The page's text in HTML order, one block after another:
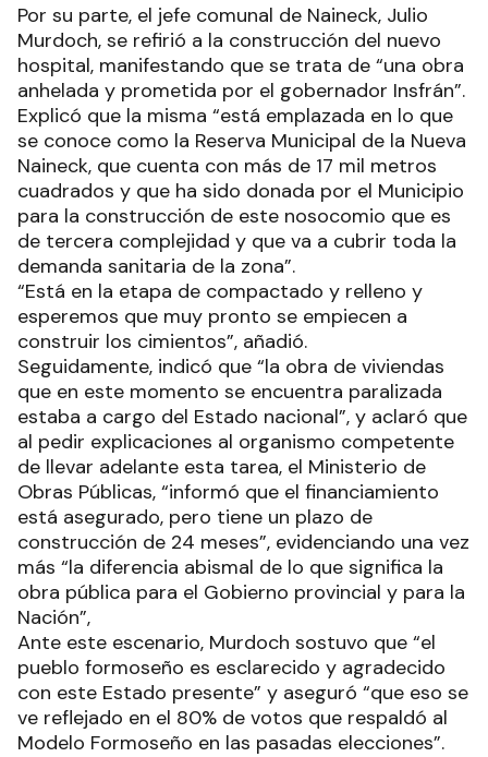
Por su parte, el jefe comunal de Naineck, Julio
Murdoch, se refirió a la construcción del nuevo
hospital, manifestando que se trata de “una obra
anhelada y prometida por el gobernador Insfrán”.
Explicó que la misma “está emplazada en lo que
se conoce como la Reserva Municipal de la Nueva
Naineck, que cuenta con más de 17 mil metros
cuadrados y que ha sido donada por el Municipio
para la construcción de este nosocomio que es
de tercera complejidad y que va a cubrir toda la
demanda sanitaria de la zona”.
“Está en la etapa de compactado y relleno y
esperemos que muy pronto se empiecen a
construir los cimientos”, añadió.
Seguidamente, indicó que “la obra de viviendas
que en este momento se encuentra paralizada
estaba a cargo del Estado nacional”, y aclaró que
al pedir explicaciones al organismo competente
de llevar adelante esta tarea, el Ministerio de
Obras Públicas, “informó que el financiamiento
está asegurado, pero tiene un plazo de
construcción de 24 meses”, evidenciando una vez
más “la diferencia abismal de lo que significa la
obra pública para el Gobierno provincial y para la
Nación”,
Ante este escenario, Murdoch sostuvo que “el
pueblo formoseño es esclarecido y agradecido
con este Estado presente” y aseguró “que eso se
ve reflejado en el 80% de votos que respaldó al
Modelo Formoseño en las pasadas elecciones”.